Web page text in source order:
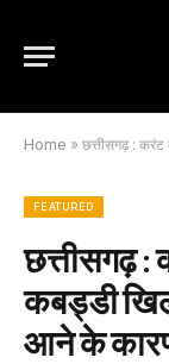
Home » छत्तीसगढ़ : करंट की
FEATURED
छत्तीसगढ़
कबड्डी
आने के